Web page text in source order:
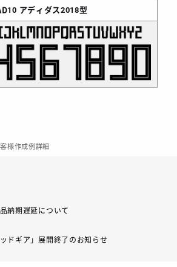
アディダス2018型
様作成例詳細
納期遅延について
ドギア」展開終了のお知らせ